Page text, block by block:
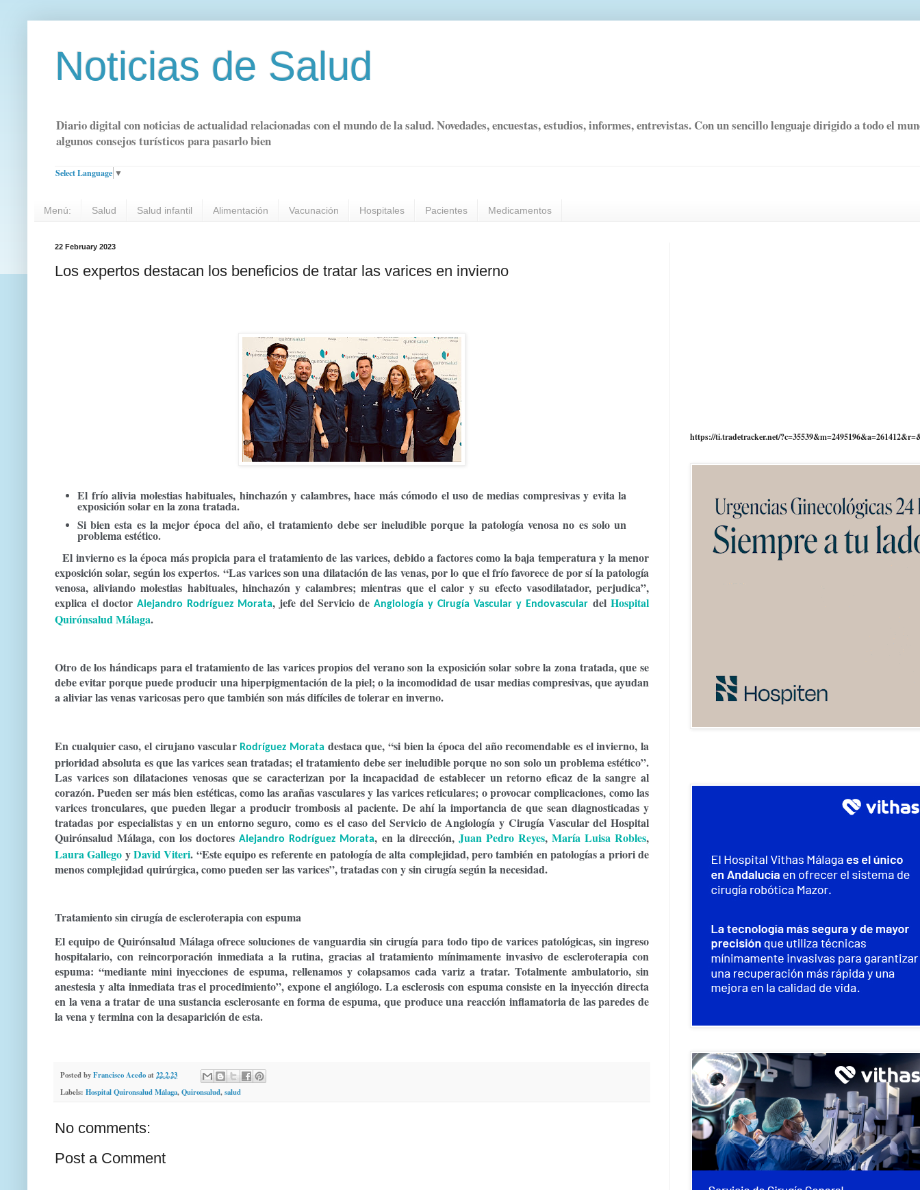
Noticias de Salud
Diario digital con noticias de actualidad relacionadas con el mundo de la salud. Novedades, encuestas, estudios, informes, entrevistas. Con un sencillo lenguaje dirigido a todo el
algunos consejos turísticos para pasarlo bien
Select Language ▼
Menú: Salud Salud infantil Alimentación Vacunación Hospitales Pacientes Medicamentos
22 February 2023
Los expertos destacan los beneficios de tratar las varices en invierno
El frío alivia molestias habituales, hinchazón y calambres, hace más cómodo el uso de medias compresivas y evita la
exposición solar en la zona tratada.
Si bien esta es la mejor época del año,el tratamiento debe ser ineludible porque la patología venosa no es solo un
problema estético.
El invierno es la época más propicia para el tratamiento de las varices, debido a factores como la baja temperatura y la menor
exposición solar, según los expertos. “Las varices son una dilatación de las venas, por lo queel frío favorece de por sí la patología
venosa, aliviando molestias habituales, hinchazón y calambres; mientras que el calor y su efecto vasodilatador, perjudica”,
explica el doctor Alejandro Rodríguez Morata, jefe del Servicio de Angiología y Cirugía Vascular y Endovascular del Hospital
Quirónsalud Málaga.
Otro de los hándicaps para el tratamiento de las varices propios del verano son la exposición solar sobre la zona tratada, que se
debe evitar porque puede producir una hiperpigmentación de la piel; o la incomodidad de usarmedias compresivas, que ayudan
a aliviar las venas varicosas pero que también son más difíciles de tolerar en inverno.
En cualquier caso, el cirujano vascular Rodríguez Morata destaca que, “si bien la época del año recomendable es el invierno,la
prioridad absoluta es que las varices sean tratadas; el tratamiento debe ser ineludible porque no son solo un problema estético”.
Las varices son dilataciones venosas que se caracterizan por laincapacidad de establecer un retorno eficaz de la sangre al
corazón. Pueden ser más bien estéticas, comolas arañas vasculares y las varices reticulares; o provocar complicaciones, comolas
varices tronculares, que pueden llegar a producir trombosis al paciente. De ahí la importancia de que sean diagnosticadas y
tratadas por especialistas y en un entorno seguro, como es el caso del Servicio de Angiología y Cirugía Vascular del Hospital
Quirónsalud Málaga, con los doctoresAlejandro Rodríguez Morata, en la dirección, Juan Pedro Reyes, María Luisa Robles,
Laura Gallego yDavid Viteri. “Este equipo es referente en patología de alta complejidad, pero también en patologías a priori de
menos complejidad quirúrgica, como pueden ser las varices”, tratadas con y sin cirugía según la necesidad.
Tratamiento sin cirugía de escleroterapia con espuma
El equipo de Quirónsalud Málaga ofrece soluciones de vanguardia sin cirugía para todo tipo de varices patológicas, sin ingreso
hospitalario, con reincorporación inmediata a la rutina, gracias al tratamiento mínimamente invasivo de escleroterapia con
espuma: “mediante mini inyecciones de espuma, rellenamos y colapsamos cada variz a tratar. Totalmente ambulatorio, sin
anestesia y alta inmediata tras el procedimiento”, expone el angiólogo. La esclerosis con espuma consiste en lainyección directa
en la vena a tratar de una sustancia esclerosante en forma de espuma, que produce una reacción inflamatoria de las paredes de
la vena ytermina con la desaparición de esta.
Posted byFrancisco Acedoat 22.2.23
Labels: Hospital Quironsalud Málaga,Quironsalud,salud
No comments:
Post a Comment
https://ti.tradetracker.net/